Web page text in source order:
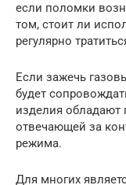
если поломки
том, стоит ли
регулярно
Если зажечь
будет
изделия обладают
отвечающей за
режима.
Для многих